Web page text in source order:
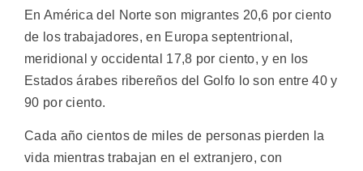
En América del Norte son migrantes 20,6 por ciento
de los trabajadores, en Europa septentrional,
meridional y occidental 17,8 por ciento, y en los
Estados árabes ribereños del Golfo lo son entre 40 y
90 por ciento.
Cada año cientos de miles de personas pierden la
vida mientras trabajan en el extranjero, con